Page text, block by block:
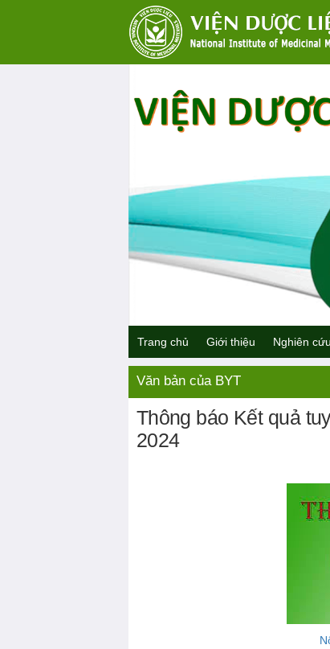
Trang chủ Giới thiệu Nghiên
Liên hệ Video nổi bật
Văn bản của BYT
Thông báo Kết quả
2024